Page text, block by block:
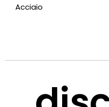
Acciaio